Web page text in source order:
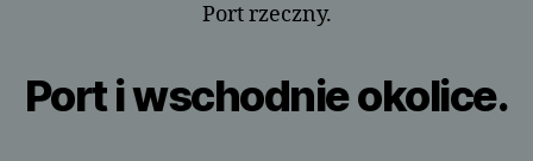
Port rzeczny.
Port i wschodnie okolice.